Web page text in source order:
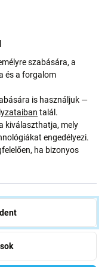
szabására, a
és a forgalom
is használjuk —
talál.
kiválaszthatja, mely
engedélyezi.
ha bizonyos